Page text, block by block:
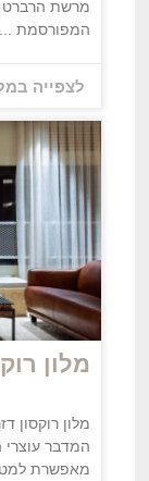
מרשת הרברט
המפורסמת ...
לצפייה
מלון
מלון רוקסון
המדבר
מאפשרת